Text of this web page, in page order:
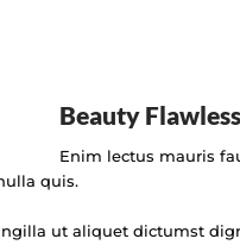
Beauty
Enim lectus mauris
quis.
ut aliquet dictumst